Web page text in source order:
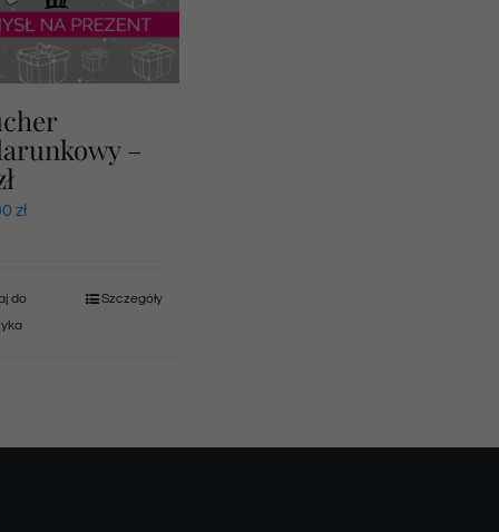
–
zł
do
Szczegóły